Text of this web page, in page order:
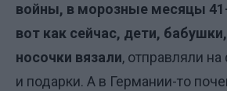
войны, в морозные месяцы
вот как сейчас, дети,
носочки вязали, отправляли
и подарки. А в Германии-то